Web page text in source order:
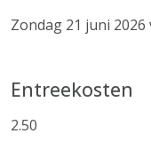
Zondag 21 juni 2026
Entreekosten
2.50